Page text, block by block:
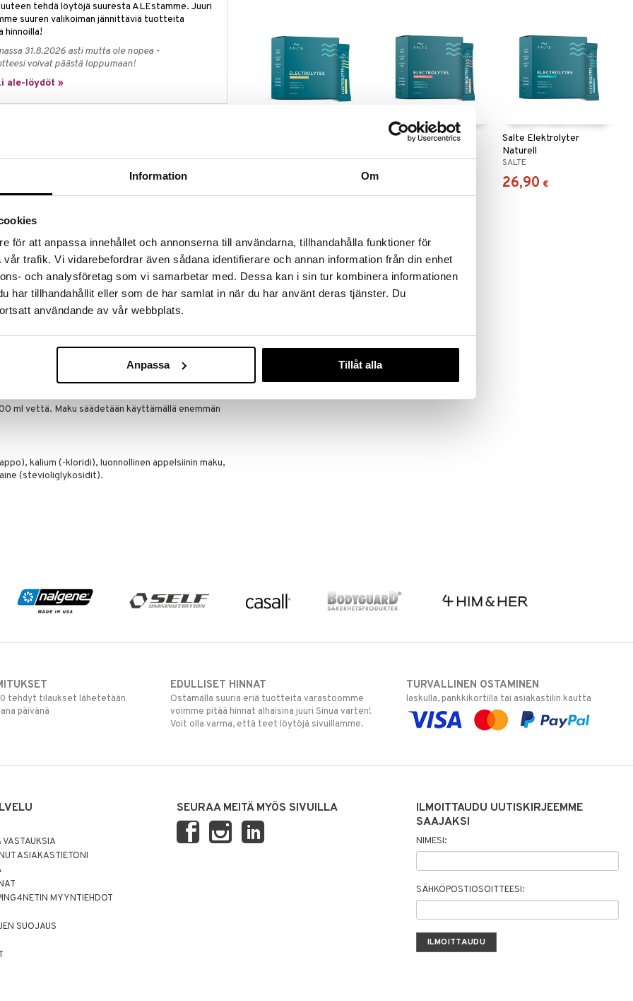
Information Om
för att anpassa innehållet och annonserna till användarna, tillhandahålla funktioner för
trafik. Vi vidarebefordrar även sådana identifierare och annan information från din enhet
och analysföretag som vi samarbetar med. Dessa kan i sin tur kombinera informationen
har tillhandahållit eller som de har samlat in när du har använt deras tjänster. Du
användande av vår webbplats.
Anpassa Tillåt alla
tehdä löytöjä suuresta ALEstamme. Juuri
suuren valikoiman jännittäviä tuotteita
hinnoilla!
31.8.2026 asti mutta ole nopea -
voivat päästä loppumaan!
ale-löydöt »
elektrolyytit suurempina määrinä: 800 mg
magnesiumia, ilman lisättyä sokeria.
elektrolyyttitasapaino ja parantamaan
Kokeile myös saunomisen tai muun
joten ne on helppo ottaa mukaan
energiantuotantoa
väsymystä ja uupumusta
ml vettä. Maku säädetään käyttämällä enemmän
kalium (-kloridi), luonnollinen appelsiinin maku,
(stevioliglykosidit).
SALTE
Salte Elektrolyter
SALTE
26,90
Salte Elektrolyter
Naturell
SALTE
26,90 €
tehdyt tilaukset lähetetään
päivänä
EDULLISET HINNAT
Ostamalla suuria eriä tuotteita varastoomme
voimme pitää hinnat alhaisina juuri Sinua varten!
Voit olla varma, että teet löytöjä sivuillamme.
TURVALLINEN OSTAMINEN
laskulla, pankkikortilla tai asiakastilin kautta
ASIAKASTIETONI
MYYNTIEHDOT
SUOJAUS
SEURAA MEITÄ MYÖS SIVUILLA
ILMOITTAUDU UUTISKIRJEEMME
SAAJAKSI
NIMESI:
SÄHKÖPOSTIOSOITTEESI: